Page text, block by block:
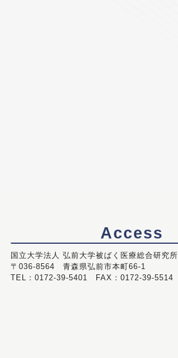
Access
国立大学法人 弘前大学被ばく医療総合研究所
〒036-8564 青森県弘前市本町66-1
TEL：0172-39-5401 FAX：0172-39-5514